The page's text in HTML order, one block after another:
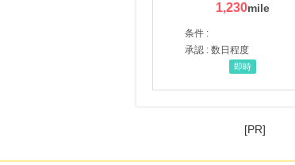
1,230
条件 :
承認 : 数日程度
即時
[PR]